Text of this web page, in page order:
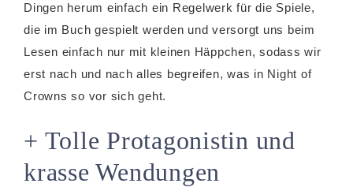
Dingen herum einfach ein Regelwerk für die Spiele,
die im Buch gespielt werden und versorgt uns beim
Lesen einfach nur mit kleinen Häppchen, sodass wir
erst nach und nach alles begreifen, was in Night of
Crowns so vor sich geht.
+ Tolle Protagonistin und
krasse Wendungen